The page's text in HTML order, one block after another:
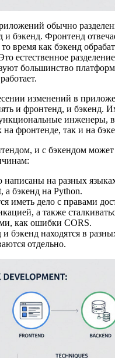
обычно
и бэкенд. Фронтенд
то время как бэкенд
естественное
большинство
изменений в
и фронтенд, и бэкенд.
инженеры,
на фронтенде, так и на
и с бэкендом
написаны на разных
а бэкенд на Python.
иметь дело с правами
а также
как ошибки CORS.
бэкенд находятся в
отдельно.